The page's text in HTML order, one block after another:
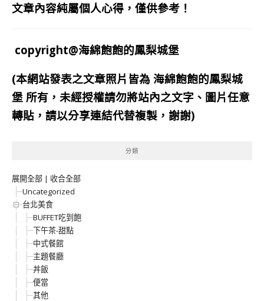
文章內容純屬個人心得，僅供參考！
copyright@海綿飽飽的鳳梨城堡
(本網站發表之文章照片皆為 海綿飽飽的鳳梨城
堡 所有，未經授權請勿將站內之文字、圖片任意
轉貼，請以分享連結代替複製，謝謝)
分類
展開全部 | 收合全部
Uncategorized
台北美食
BUFFET吃到飽
下午茶-甜點
中式餐館
主題餐廳
丼飯
便當
其他